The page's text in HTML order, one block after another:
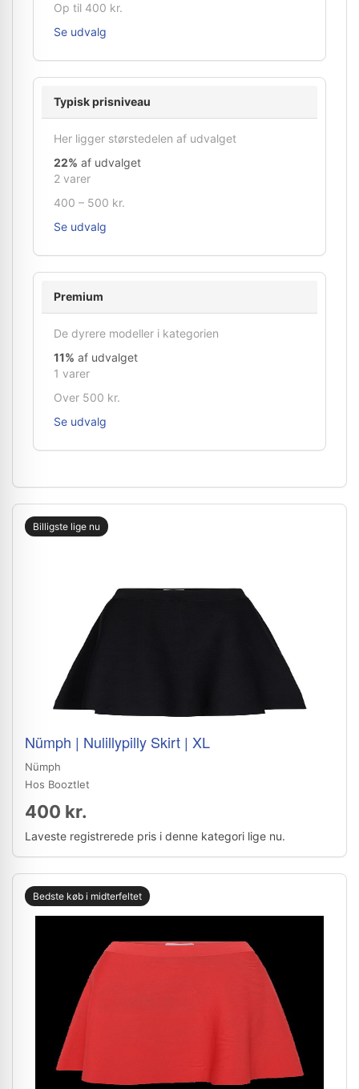
Op til 400 kr.
Se udvalg
Typisk prisniveau
Her ligger størstedelen af udvalget
22% af udvalget
2 varer
400 – 500 kr.
Se udvalg
Premium
De dyrere modeller i kategorien
11% af udvalget
1 varer
Over 500 kr.
Se udvalg
Billigste lige nu
Nümph | Nulillypilly Skirt | XL
Nümph
Hos Booztlet
400 kr.
Laveste registrerede pris i denne kategori lige nu.
Bedste køb i midterfeltet